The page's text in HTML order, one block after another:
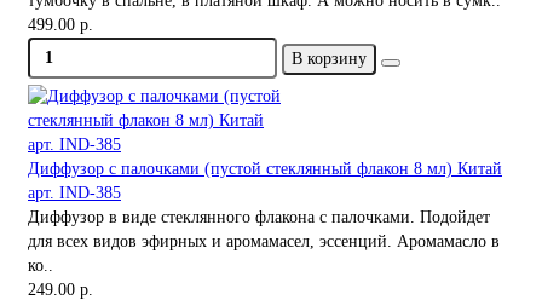
499.00 р.
В корзину
Диффузор с палочками (пустой стеклянный флакон 8 мл) Китай
арт. IND-385
Диффузор в виде стеклянного флакона с палочками. Подойдет
для всех видов эфирных и аромамасел, эссенций. Аромамасло в
ко..
249.00 р.